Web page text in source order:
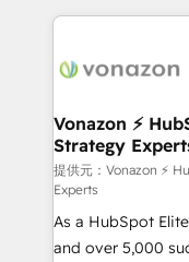
l'international,
delà d’une
➤ L’intégration de
pour aligner les
support client
audit et maintenance) ➤ La création de sites
de conversion qui
opportunités d'affaires ➤ La mise
Vonazon ⚡
Strategy
提供元：Vonazon ⚡
Experts
As a HubSpot
and over 5,000